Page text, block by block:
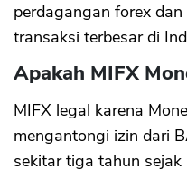
perdagangan forex
transaksi terbesar di
Apakah MIFX
MIFX legal karena
mengantongi izin dari
sekitar tiga tahun sejak